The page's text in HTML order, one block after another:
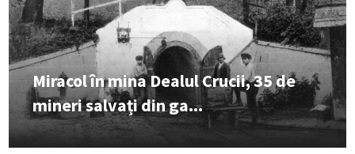
Miracol în mina Dealul Crucii, 35 de
mineri salvați din ga...